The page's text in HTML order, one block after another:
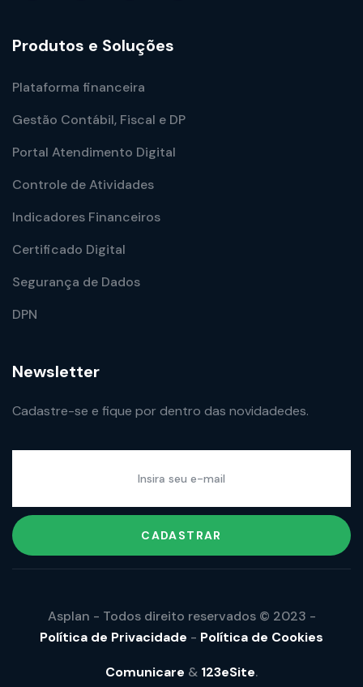
Produtos e Soluções
Plataforma financeira
Gestão Contábil, Fiscal e DP
Portal Atendimento Digital
Controle de Atividades
Indicadores Financeiros
Certificado Digital
Segurança de Dados
DPN
Newsletter
Cadastre-se e fique por dentro das novidadedes.
CADASTRAR
Asplan - Todos direito reservados © 2023 -
Política de Privacidade - Política de Cookies
Comunicare & 123eSite.